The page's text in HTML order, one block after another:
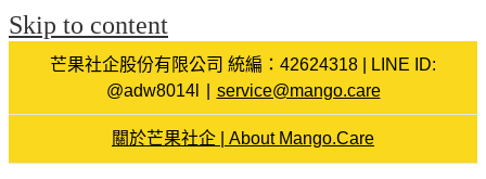
Skip to content
芒果社企股份有限公司 統編：42624318 | LINE ID:
@adw8014l
service@mango.care
關於芒果社企 | About Mango.Care